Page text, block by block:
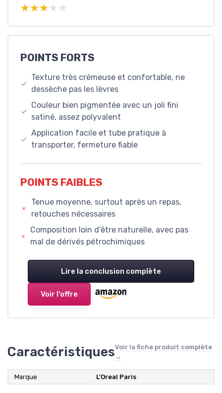
★★★★★
★★★★★
POINTS FORTS
Texture très crémeuse et confortable, ne
dessèche pas les lèvres
Couleur bien pigmentée avec un joli fini
satiné, assez polyvalent
Application facile et tube pratique à
transporter, fermeture fiable
POINTS FAIBLES
Tenue moyenne, surtout après un repas,
retouches nécessaires
Composition loin d’être naturelle, avec pas
mal de dérivés pétrochimiques
Lire la conclusion complète
Voir l'offre
CaractéristiquesVoir la fiche produit complète
→
Marque L'Oreal Paris